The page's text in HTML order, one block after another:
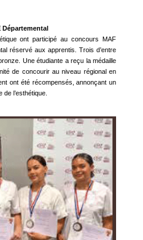
Départemental
ont participé au concours MAF
réservé aux apprentis. Trois d’entre
Une étudiante a reçu la médaille
de concourir au niveau régional en
ont été récompensés, annonçant un
l’esthétique.